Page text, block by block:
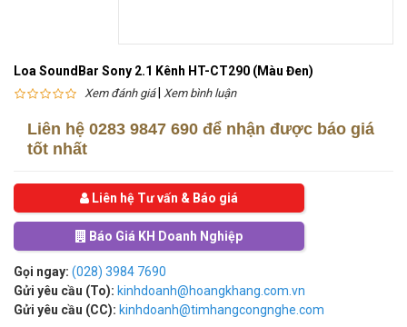
Loa SoundBar Sony 2.1 Kênh HT-CT290 (Màu Đen)
Xem đánh giá| Xem bình luận
Liên hệ 0283 9847 690 để nhận được báo giá
tốt nhất
Liên hệ Tư vấn & Báo giá
Báo Giá KH Doanh Nghiệp
Gọi ngay: (028) 3984 7690
Gửi yêu cầu (To): kinhdoanh@hoangkhang.com.vn
Gửi yêu cầu (CC): kinhdoanh@timhangcongnghe.com